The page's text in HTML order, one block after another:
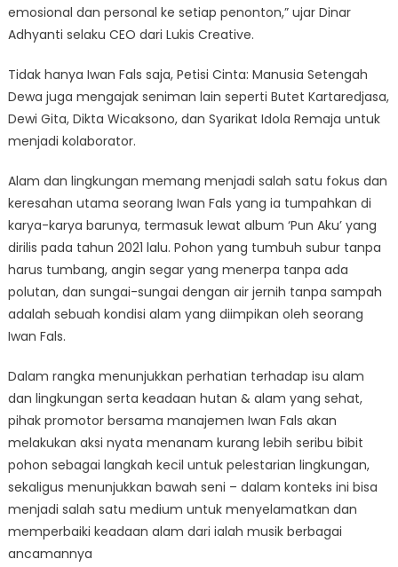
emosional dan personal ke setiap penonton,” ujar Dinar
Adhyanti selaku CEO dari Lukis Creative.
Tidak hanya Iwan Fals saja, Petisi Cinta: Manusia Setengah
Dewa juga mengajak seniman lain seperti Butet Kartaredjasa,
Dewi Gita, Dikta Wicaksono, dan Syarikat Idola Remaja untuk
menjadi kolaborator.
Alam dan lingkungan memang menjadi salah satu fokus dan
keresahan utama seorang Iwan Fals yang ia tumpahkan di
karya-karya barunya, termasuk lewat album ‘Pun Aku’ yang
dirilis pada tahun 2021 lalu. Pohon yang tumbuh subur tanpa
harus tumbang, angin segar yang menerpa tanpa ada
polutan, dan sungai-sungai dengan air jernih tanpa sampah
adalah sebuah kondisi alam yang diimpikan oleh seorang
Iwan Fals.
Dalam rangka menunjukkan perhatian terhadap isu alam
dan lingkungan serta keadaan hutan & alam yang sehat,
pihak promotor bersama manajemen Iwan Fals akan
melakukan aksi nyata menanam kurang lebih seribu bibit
pohon sebagai langkah kecil untuk pelestarian lingkungan,
sekaligus menunjukkan bawah seni – dalam konteks ini bisa
menjadi salah satu medium untuk menyelamatkan dan
memperbaiki keadaan alam dari ialah musik berbagai
ancamannya